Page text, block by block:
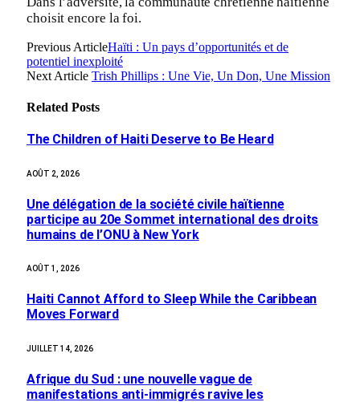
choisit encore la foi.
Previous ArticleHaïti : Un pays d’opportunités et de
potentiel inexploité
Next Article Trish Phillips : Une Vie, Un Don, Une Mission
Related Posts
The Children of Haiti Deserve to Be Heard
AOÛT 2, 2026
Une délégation de la société civile haïtienne
participe au 20e Sommet international des droits
humains de l’ONU à New York
AOÛT 1, 2026
Haiti Cannot Afford to Sleep While the Caribbean
Moves Forward
JUILLET 14, 2026
Afrique du Sud : une nouvelle vague de
manifestations anti-immigrés ravive les